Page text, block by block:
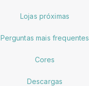
Lojas próximas
Perguntas mais frequentes
Cores
Descargas